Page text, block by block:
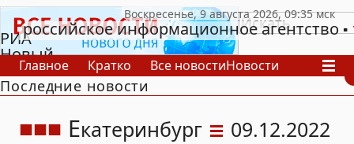
РИА
Новый
День
российское информационное агентство
Главное Кратко Все новостиНовости
В России
В мире
Последние новости
Екатеринбург 09.12.2022